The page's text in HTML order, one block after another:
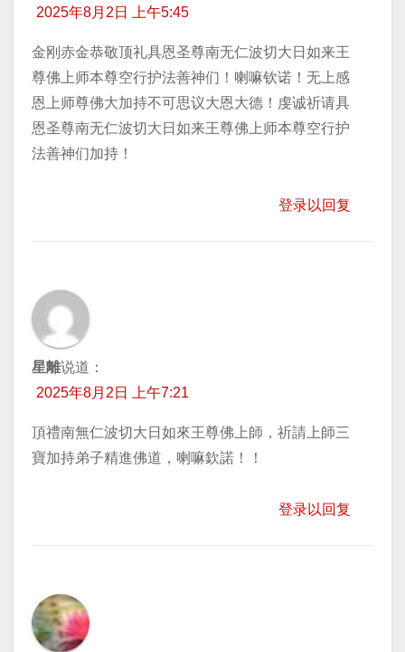
2025年8月2日 上午5:45
金刚赤金恭敬顶礼具恩圣尊南无仁波切大日如来王
尊佛上师本尊空行护法善神们！喇嘛钦诺！无上感
恩上师尊佛大加持不可思议大恩大德！虔诚祈请具
恩圣尊南无仁波切大日如来王尊佛上师本尊空行护
法善神们加持！
登录以回复
星離说道：
2025年8月2日 上午7:21
頂禮南無仁波切大日如來王尊佛上師，祈請上師三
寶加持弟子精進佛道，喇嘛欽諾！！
登录以回复